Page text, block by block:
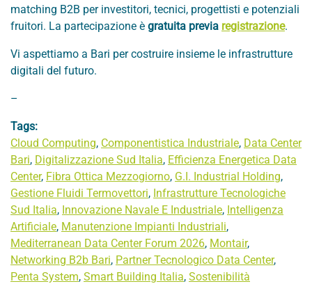
matching B2B per investitori, tecnici, progettisti e potenziali
fruitori. La partecipazione è gratuita previa registrazione.
Vi aspettiamo a Bari per costruire insieme le infrastrutture
digitali del futuro.
–
Tags:
Cloud Computing, Componentistica Industriale, Data Center
Bari, Digitalizzazione Sud Italia, Efficienza Energetica Data
Center, Fibra Ottica Mezzogiorno, G.I. Industrial Holding,
Gestione Fluidi Termovettori, Infrastrutture Tecnologiche
Sud Italia, Innovazione Navale E Industriale, Intelligenza
Artificiale, Manutenzione Impianti Industriali,
Mediterranean Data Center Forum 2026, Montair,
Networking B2b Bari, Partner Tecnologico Data Center,
Penta System, Smart Building Italia, Sostenibilità